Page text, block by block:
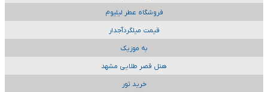
فروشگاه عطر لیلیوم
قیمت میلگردآجدار
به موزیک
هتل قصر طلایی مشهد
خرید تور